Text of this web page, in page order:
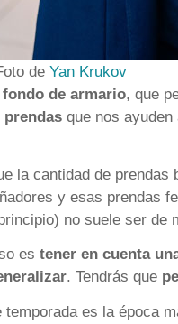
de Yan Krukov
de armario, que
prendasque nos
la cantidad de
y esas prendas
no suele ser
estener en cuenta
. Tendrás que
temporada es la época